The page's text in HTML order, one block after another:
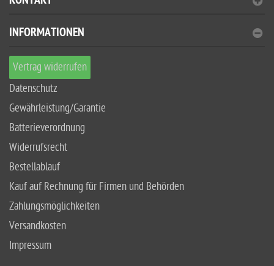
INFORMATIONEN
Vertrag widerrufen
Datenschutz
Gewährleistung/Garantie
Batterieverordnung
Widerrufsrecht
Bestellablauf
Kauf auf Rechnung für Firmen und Behörden
Zahlungsmöglichkeiten
Versandkosten
Impressum